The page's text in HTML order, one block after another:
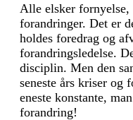
Alle elsker fornyelse,
forandringer. Det er
holdes foredrag og
forandringsledelse.
disciplin. Men den
seneste års kriser og
eneste konstante,
forandring!